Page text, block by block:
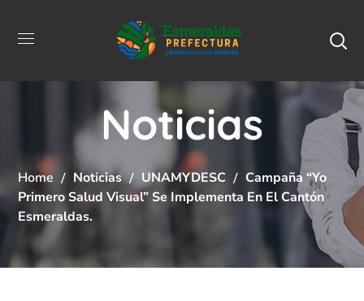
Noticias
Home Noticias UNAMYDESC
Campaña “Yo
Primero Salud Visual” Se Implementa En El Cantón
Esmeraldas.